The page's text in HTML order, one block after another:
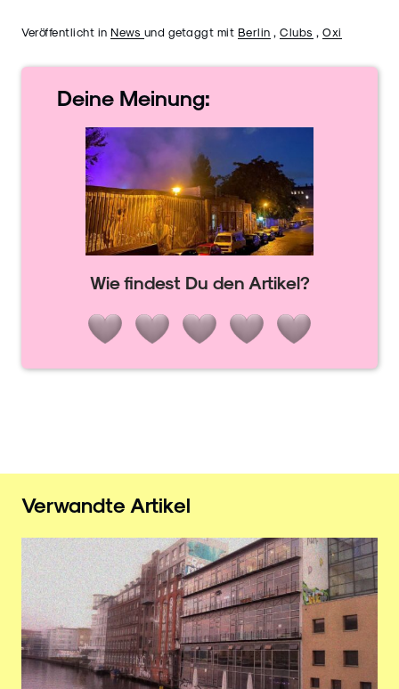
Veröffentlicht in News und getaggt mit Berlin Clubs Oxi
Deine Meinung:
Wie findest Du den Artikel?
Verwandte Artikel